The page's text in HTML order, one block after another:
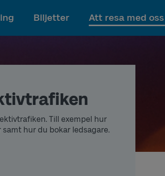
Till innehållet
Biljetter Att resa med oss
Till exempel hur
hur du bokar ledsagare.